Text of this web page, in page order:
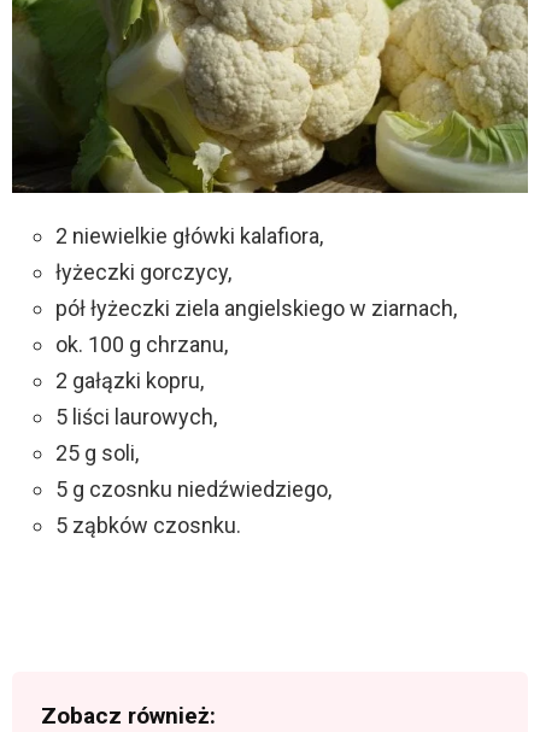
2 niewielkie główki kalafiora,
łyżeczki gorczycy,
pół łyżeczki ziela angielskiego w ziarnach,
ok. 100 g chrzanu,
2 gałązki kopru,
5 liści laurowych,
25 g soli,
5 g czosnku niedźwiedziego,
5 ząbków czosnku.
Zobacz również: